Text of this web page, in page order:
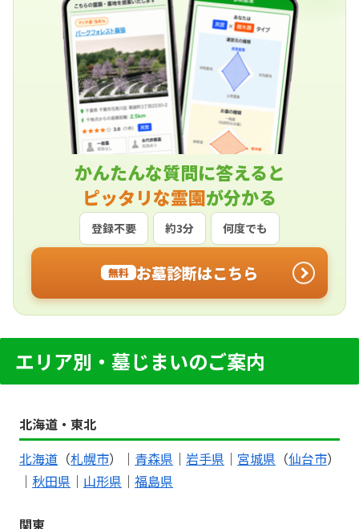
かんたんな質問に答えると
ピッタリな霊園が分かる
登録不要 約3分 何度でも
無料 お墓診断はこちら
エリア別・墓じまいのご案内
北海道・東北
北海道 （札幌市）｜ 青森県 ｜ 岩手県 ｜ 宮城県 （仙台市）
｜ 秋田県 ｜ 山形県 ｜ 福島県
関東